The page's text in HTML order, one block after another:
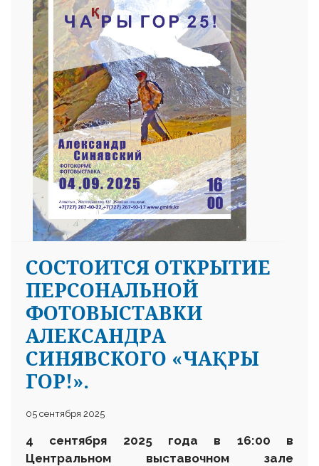
СОСТОИТСЯ ОТКРЫТИЕ
ПЕРСОНАЛЬНОЙ
ФОТОВЫСТАВКИ
АЛЕКСАНДРА
СИНЯВСКОГО «ЧАҚРЫ
ГОР!».
05 сентября 2025
4 сентября 2025 года в 16:00 в
Центральном выставочном зале